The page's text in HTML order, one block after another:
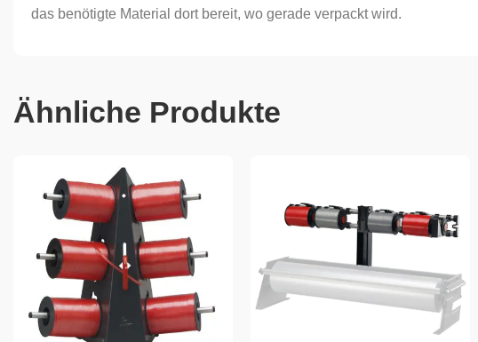
das benötigte Material dort bereit, wo gerade verpackt wird.
Ähnliche Produkte